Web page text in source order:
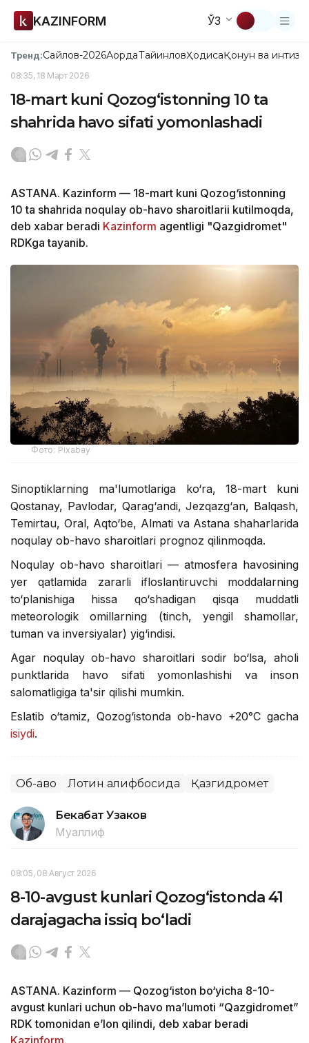
KAZINFORM ЎЗ
Тренд:Сайлов-2026АқордаТайинловҲодисаҚонун ва
08:35, 18 Март 2026
18-mart kuni Qozog‘istonning 10 ta
shahrida havo sifati yomonlashadi
ASTANA. Kazinform — 18-mart kuni Qozog‘istonning
10 ta shahrida noqulay ob-havo sharoitlarii kutilmoqda,
deb xabar beradi Kazinform agentligi "Qazgidromet"
RDKga tayanib.
Фото: Pixabay
Sinoptiklarning ma'lumotlariga ko‘ra, 18-mart kuni
Qostanay, Pavlodar, Qarag‘andi, Jezqazg‘an, Balqash,
Temirtau, Oral, Aqto‘be, Almati va Astana shaharlarida
noqulay ob-havo sharoitlari prognoz qilinmoqda.
Noqulay ob-havo sharoitlari — atmosfera havosining
yer qatlamida zararli ifloslantiruvchi moddalarning
to‘planishiga hissa qo‘shadigan qisqa muddatli
meteorologik omillarning (tinch, yengil shamollar,
tuman va inversiyalar) yig‘indisi.
Agar noqulay ob-havo sharoitlari sodir bo‘lsa, aholi
punktlarida havo sifati yomonlashishi va inson
salomatligiga ta'sir qilishi mumkin.
Eslatib o‘tamiz, Qozog‘istonda ob-havo +20°C gacha
isiydi.
Об-ҳаво Лотин алифбосида Қазгидромет
Бекабат Узаков
Муаллиф
08:05, 08 Август 2026
8-10-avgust kunlari Qozog‘istonda 41
darajagacha issiq bo‘ladi
ASTANA. Kazinform — Qozog‘iston bo‘yicha 8-10-
avgust kunlari uchun ob-havo ma’lumoti “Qazgidromet”
RDK tomonidan e’lon qilindi, deb xabar beradi